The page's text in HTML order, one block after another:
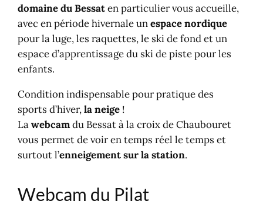
domaine du Bessaten particulier vous accueille,
avec en période hivernale unespace nordique
pour la luge, les raquettes, le ski de fond et un
espace d’apprentissage du ski de piste pour les
enfants.
Condition indispensable pour pratique des
sports d’hiver,la neige !
Lawebcamdu Bessat à la croix de Chaubouret
vous permet de voir en temps réel le temps et
surtout l’enneigement sur la station.
Webcam du Pilat